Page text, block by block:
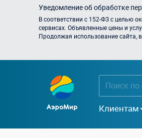
Уведомление об обработке
В соответствии с 152-ФЗ с целью
сервисах. Объявленные цены и
Продолжая использование сайта,
Клиентам